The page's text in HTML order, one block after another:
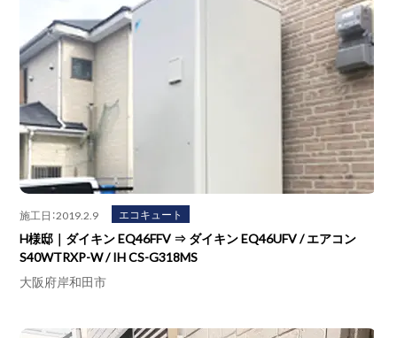
施工日：2019.2.9 エコキュート
H様邸｜ダイキン EQ46FFV ⇒ ダイキン EQ46UFV / エアコン
S40WTRXP-W / IH CS-G318MS
大阪府岸和田市